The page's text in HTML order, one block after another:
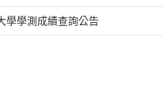
學學測成績查詢公告